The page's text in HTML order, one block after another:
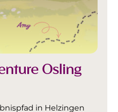
Ösling
in Helzingen